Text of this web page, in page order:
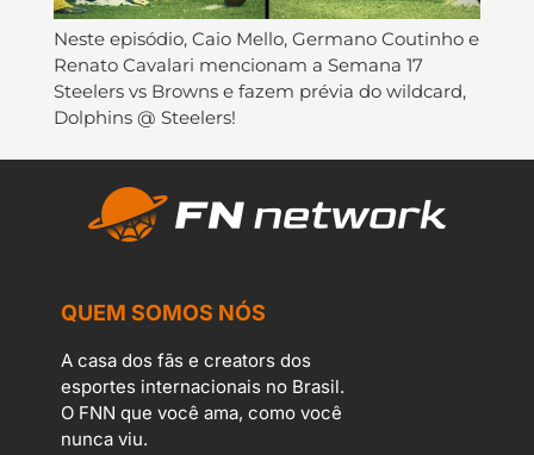
Neste episódio, Caio Mello, Germano Coutinho e
Renato Cavalari mencionam a Semana 17
Steelers vs Browns e fazem prévia do wildcard,
Dolphins @ Steelers!
QUEM SOMOS NÓS
A casa dos fãs e creators dos
esportes internacionais no Brasil.
O FNN que você ama, como você
nunca viu.